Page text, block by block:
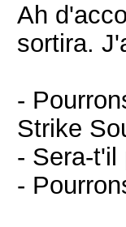
Ah
sortira.
-
Strike
- Sera-t'il
-